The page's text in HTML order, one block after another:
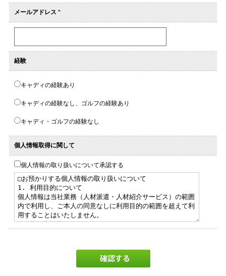
メールアドレス *
経験
キャディの経験あり
キャディの経験なし、ゴルフの経験あり
キャディ・ゴルフの経験なし
個人情報取得に関して
個人情報の取り扱いについて承認する